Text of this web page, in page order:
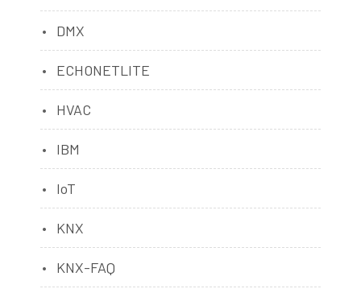
DMX
ECHONETLITE
HVAC
IBM
IoT
KNX
KNX-FAQ